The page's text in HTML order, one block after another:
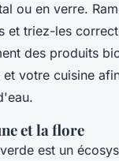
ou en verre.
et triez-les
des produits
votre cuisine
et la flore
est un